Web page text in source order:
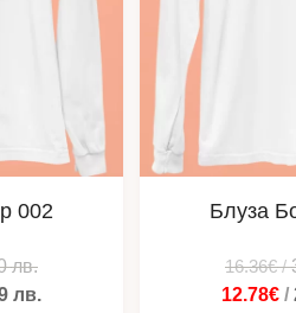
002
лв.
лв.
Блуза
16.36€/
12.78€/